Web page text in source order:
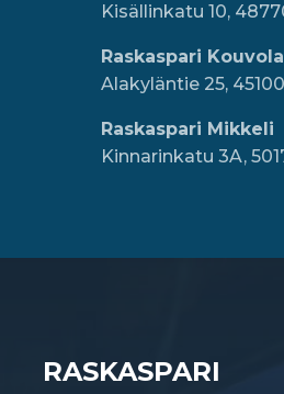
Kisällinkatu 10,
Raskaspari Kouvola
Alakyläntie 25,
Raskaspari Mikkeli
Kinnarinkatu 3A,
RASKASPARI